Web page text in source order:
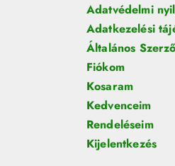
Adatvédelmi
Adatkezelési
Általános
Fiókom
Kosaram
Kedvenceim
Rendeléseim
Kijelentkezés